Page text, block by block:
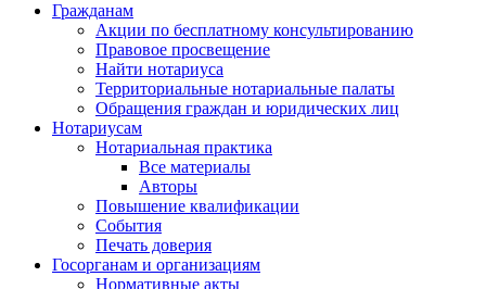
Гражданам
Акции по бесплатному консультированию
Правовое просвещение
Найти нотариуса
Территориальные нотариальные палаты
Обращения граждан и юридических лиц
Нотариусам
Нотариальная практика
Все материалы
Авторы
Повышение квалификации
События
Печать доверия
Госорганам и организациям
Нормативные акты